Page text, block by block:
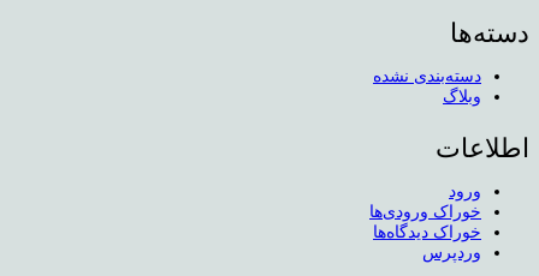
دسته‌ها
دسته‌بندی نشده
وبلاگ
اطلاعات
ورود
خوراک ورودی‌ها
خوراک دیدگاه‌ها
وردپرس